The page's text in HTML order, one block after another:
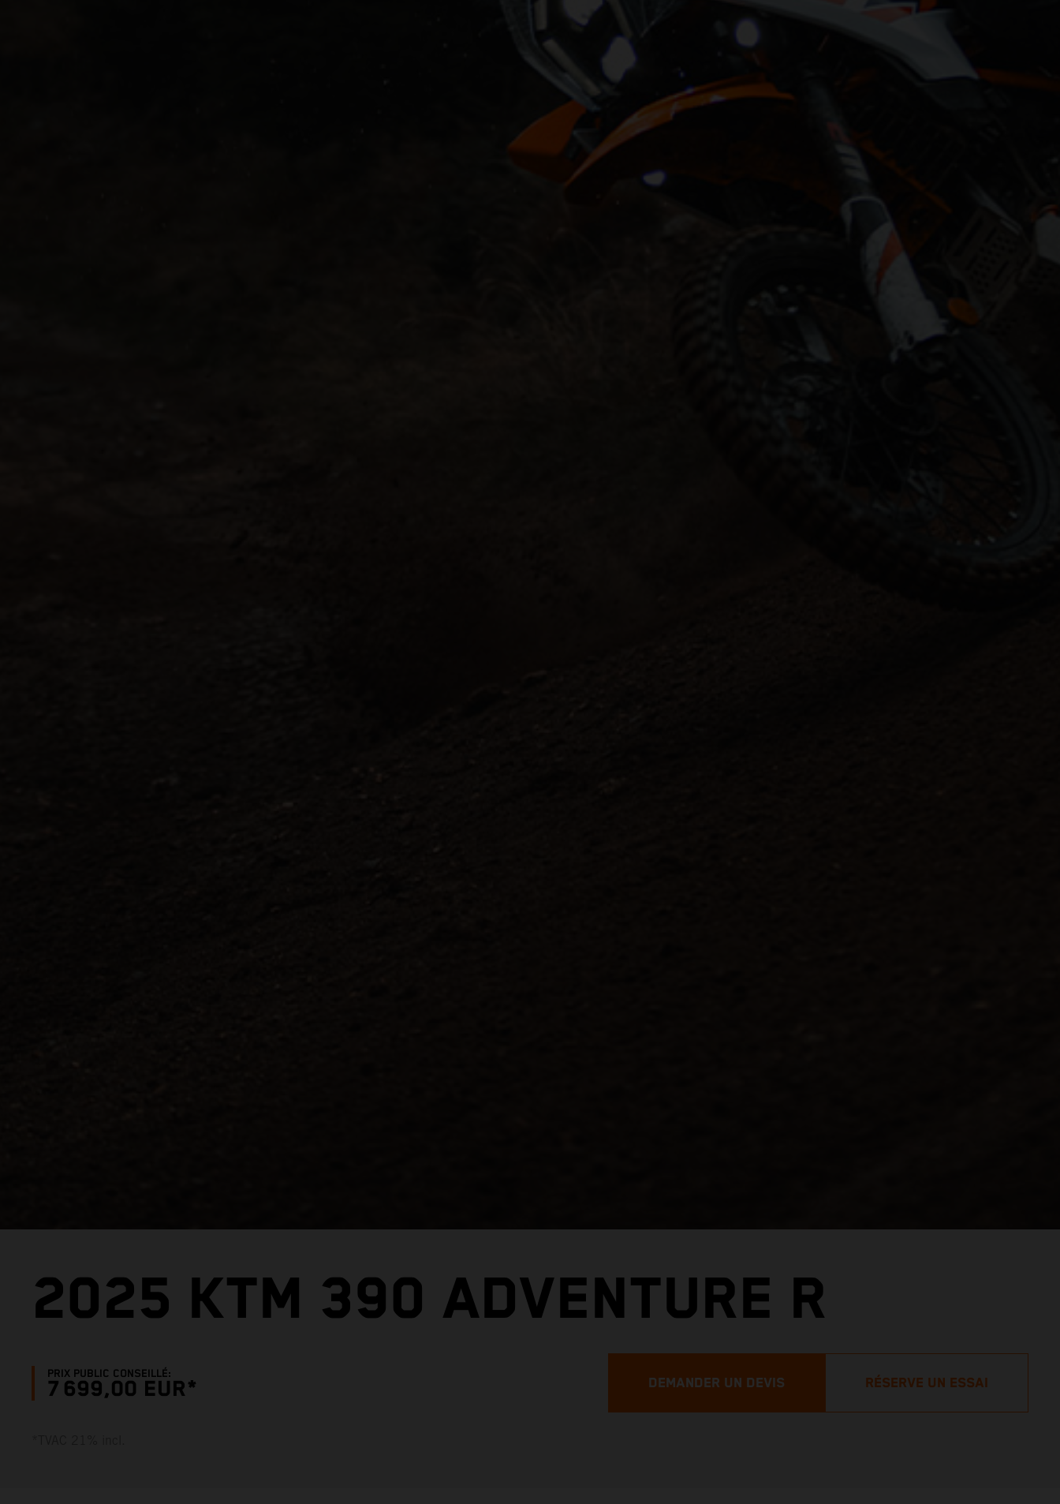
2025 KTM 390 ADVENTURE R
PRIX PUBLIC CONSEILLÉ:
7 699,00 EUR* DEMANDER UN DEVIS RÉSERVE UN ESSAI